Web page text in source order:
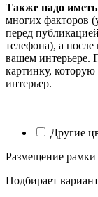
Также надо
многих факторов
перед
телефона), а
вашем интерьере.
картинку, которую
интерьер.
Другие
Размещение рамки
Подбирает